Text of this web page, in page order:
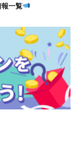
一覧